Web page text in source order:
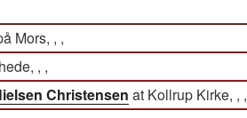
Mors, , ,
, ,
Christensen at Kollrup Kirke, , ,